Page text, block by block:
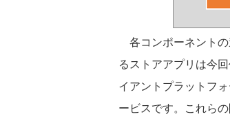
各コンポーネント
るストアアプリは今
イアントプラットフ
ービスです。これらの